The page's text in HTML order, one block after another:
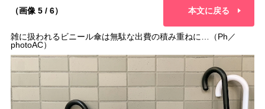
（画像 5 / 6） 本文に戻る
雑に扱われるビニール傘は無駄な出費の積み重ねに…（Ph／
photoAC）